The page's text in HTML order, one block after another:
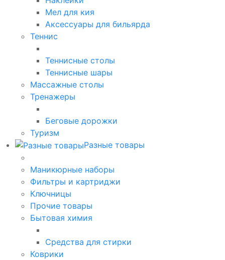
Мел для кия
Аксессуары для бильярда
Теннис
Теннисные столы
Теннисные шары
Массажные столы
Тренажеры
Беговые дорожки
Туризм
Разные товары
Маникюрные наборы
Фильтры и картриджи
Ключницы
Прочие товары
Бытовая химия
Средства для стирки
Коврики